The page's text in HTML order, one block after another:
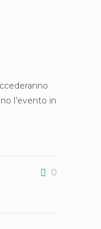
l’evento in
0